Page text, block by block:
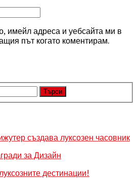
имейл адреса и уебсайта ми в
път когато коментирам.
създава луксозен часовник
за Дизайн
дестинации!